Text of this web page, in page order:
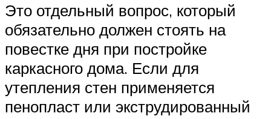
Это отдельный вопрос, который
обязательно должен стоять на
повестке дня при постройке
каркасного дома. Если для
утепления стен применяется
пенопласт или экструдированный